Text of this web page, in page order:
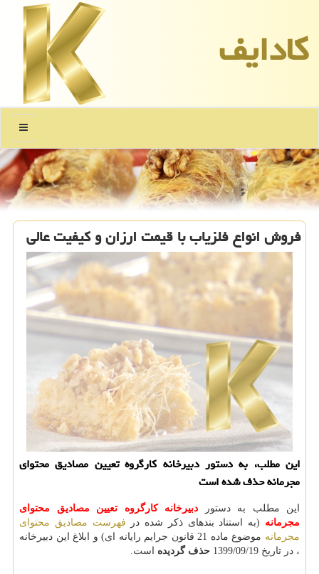
كادایف
منو
فروش انواع فلزیاب با قیمت ارزان و كیفیت عالی
این مطلب، به دستور دبیرخانه كارگروه تعیین مصادیق محتوای
مجرمانه حذف شده است
این مطلب به دستور دبیرخانه كارگروه تعیین مصادیق محتوای
مجرمانه (به استناد بندهای ذکر شده در فهرست مصادیق محتوای
مجرمانه
موضوع ماده 21 قانون جرایم رایانه ای) و ابلاغ این دبیرخانه
، در تاریخ 1399/09/19
حذف گردیده است.